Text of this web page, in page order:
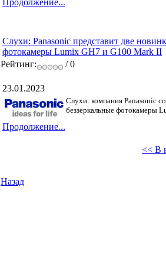
Слухи: Panasonic представит две
фотокамеры Lumix GH7 и G100 Mark II
Рейтинг:
/ 0
23.01.2023
Слухи: компания Panasonic
беззеркальные фотокамеры
Продолжение...
<< В
Назад